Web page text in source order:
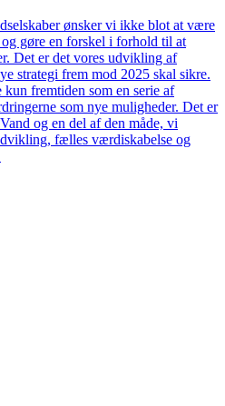
ønsker vi ikke blot at være
gøre en forskel i forhold til at
Det er det vores udvikling af
strategi frem mod 2025 skal sikre.
fremtiden som en serie af
som nye muligheder. Det er
og en del af den måde, vi
fælles værdiskabelse og